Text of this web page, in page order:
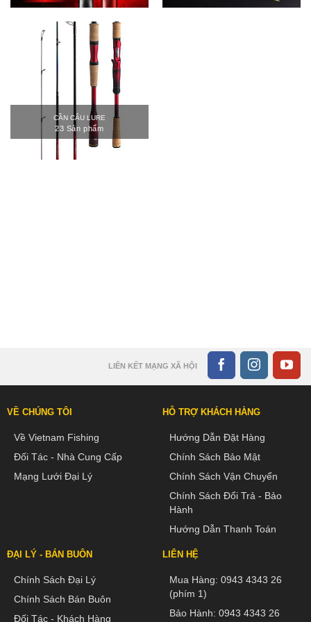
CẦN CÂU LURE
23 Sản phẩm
LIÊN KẾT MẠNG XÃ HỘI
VỀ CHÚNG TÔI
Về Vietnam Fishing
Đối Tác - Nhà Cung Cấp
Mạng Lưới Đại Lý
HỖ TRỢ KHÁCH HÀNG
Hướng Dẫn Đặt Hàng
Chính Sách Bảo Mật
Chính Sách Vận Chuyển
Chính Sách Đổi Trả - Bảo
Hành
Hướng Dẫn Thanh Toán
ĐẠI LÝ - BÁN BUÔN
Chính Sách Đại Lý
Chính Sách Bán Buôn
Đối Tác - Khách Hàng
LIÊN HỆ
Mua Hàng: 0943 4343 26
(phím 1)
Bảo Hành: 0943 4343 26